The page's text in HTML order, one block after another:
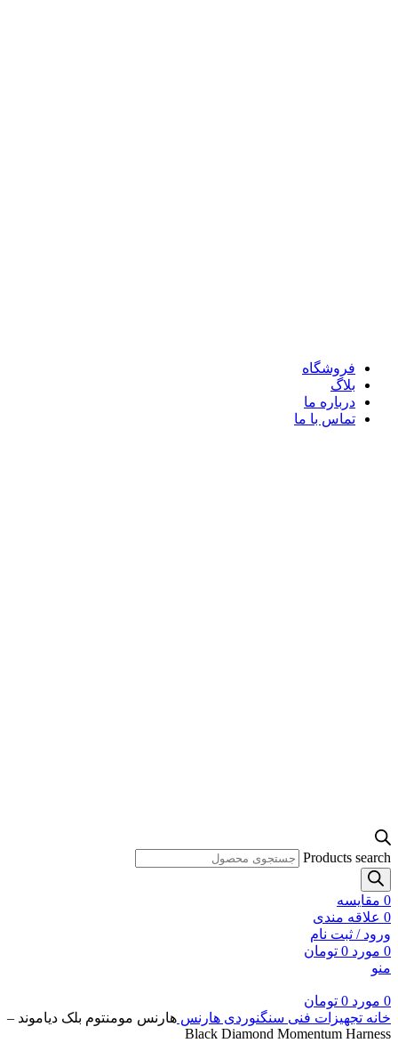
فروشگاه
بلاگ
درباره ما
تماس با ما
Products search
0 مقايسه
0 علاقه مندی
ورود / ثبت نام
0 مورد 0 تومان
منو
0 مورد 0 تومان
خانه تجهیزات فنی سنگنوردی هارنس هارنس مومنتوم بلک دیاموند –
Black Diamond Momentum Harness